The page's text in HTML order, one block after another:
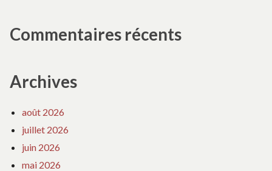
Commentaires récents
Archives
août 2026
juillet 2026
juin 2026
mai 2026